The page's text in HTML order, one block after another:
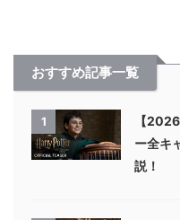
おすすめ記事一覧
1
【
ー全キ
説！